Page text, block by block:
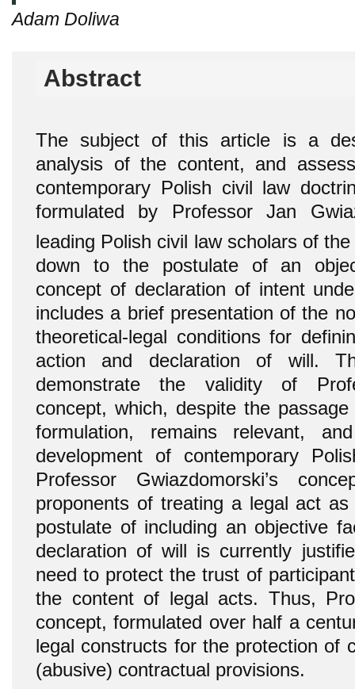
Adam Doliwa
Abstract
The subject of this article is a
analysis of the content, and
contemporary Polish civil law
formulated by Professor Jan
leading Polish civil law scholars of the
down to the postulate of an
concept of declaration of intent
includes a brief presentation of the
theoretical-legal conditions for
action and declaration of will.
demonstrate the validity of
concept, which, despite the
formulation, remains relevant,
development of contemporary
Professor Gwiazdomorski’s
proponents of treating a legal act
postulate of including an objective
declaration of will is currently
need to protect the trust of
the content of legal acts. Thus,
concept, formulated over half a
legal constructs for the protection of
(abusive) contractual provisions.